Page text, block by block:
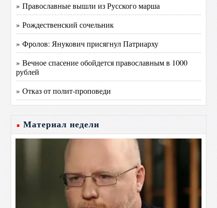
» Православные вышли из Русского марша
» Рождественский сочельник
» Фролов: Янукович присягнул Патриарху
» Вечное спасение обойдется православным в 1000
рублей
» Отказ от полит-проповеди
Материал недели